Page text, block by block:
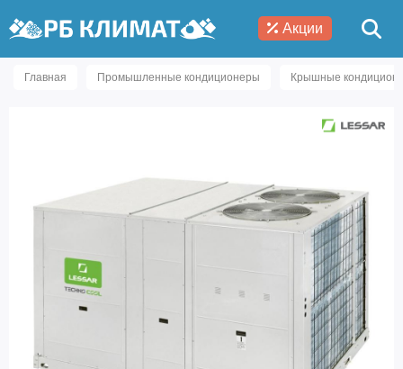
Акции
Главная Промышленные кондиционеры Крышные